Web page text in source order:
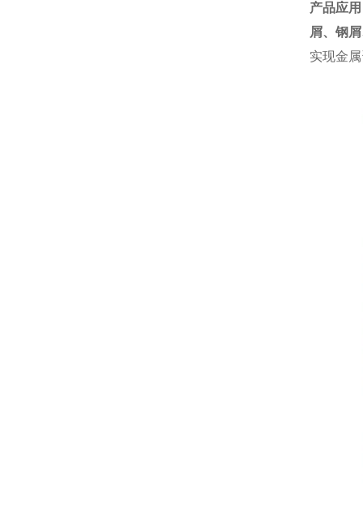
产品应
屑、钢
实现金